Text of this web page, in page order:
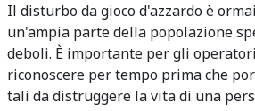
Il disturbo da gioco d'azzardo è
un'ampia parte della popolazione
deboli. È importante per gli
riconoscere per tempo prima che
tali da distruggere la vita di una